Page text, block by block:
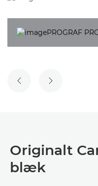
FORRIGE SLIDENÆSTE SLIDE
Originalt
blæk